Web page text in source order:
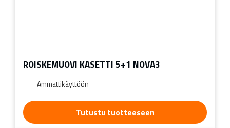
ROISKEMUOVI KASETTI 5+1 NOVA3
Ammattikäyttöön
Tutustu tuotteeseen